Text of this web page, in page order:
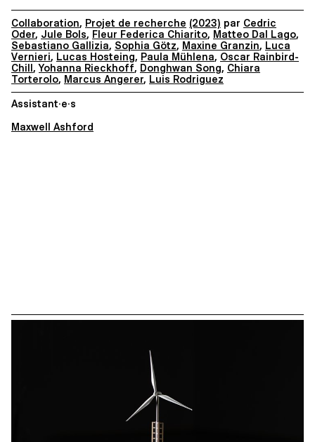
Collaboration, Projet de recherche (2023) par Cedric
Oder, Jule Bols, Fleur Federica Chiarito, Matteo Dal Lago,
Sebastiano Gallizia, Sophia Götz, Maxine Granzin, Luca
Vernieri, Lucas Hosteing, Paula Mühlena, Oscar Rainbird-
Chill,Yohanna Rieckhoff, Donghwan Song, Chiara
Torterolo, Marcus Angerer, Luis Rodriguez
Assistant·e·s
Maxwell Ashford